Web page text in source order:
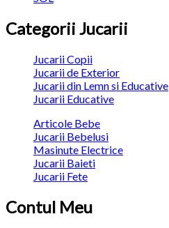
Categorii Jucarii
Jucarii Copii
Jucarii de Exterior
Jucarii din Lemn si Educative
Jucarii Educative
Articole Bebe
Jucarii Bebelusi
Masinute Electrice
Jucarii Baieti
Jucarii Fete
Contul Meu